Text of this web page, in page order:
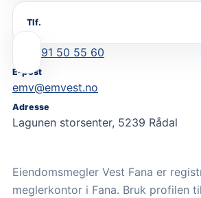
Tlf.
91 50 55 60
E-post
emv@emvest.no
Adresse
Lagunen storsenter, 5239 Rådal
Eiendomsmegler Vest Fana er
meglerkontor i Fana. Bruk profilen